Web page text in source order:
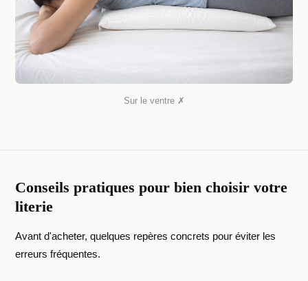
Sur le ventre ✗
Conseils pratiques pour bien choisir votre
literie
Avant d'acheter, quelques repères concrets pour éviter les
erreurs fréquentes.